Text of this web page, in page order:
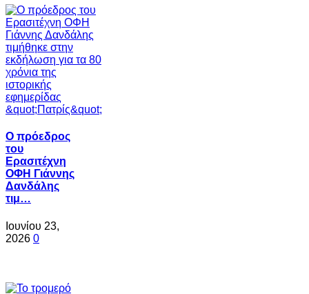
Ο πρόεδρος
του
Ερασιτέχνη
ΟΦΗ Γιάννης
Δανδάλης
τιμ…
Ιουνίου 23,
2026 0